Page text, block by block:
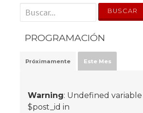
' . __('Search for:') . '
PROGRAMACIÓN
Próximamente Este Mes
Warning: Undefined variable
$post_id in